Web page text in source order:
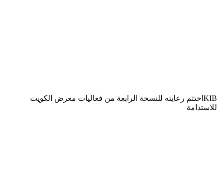
KIBاختتم رعايته للنسخة الرابعة من فعاليات معرض الكويت
للاستدامة